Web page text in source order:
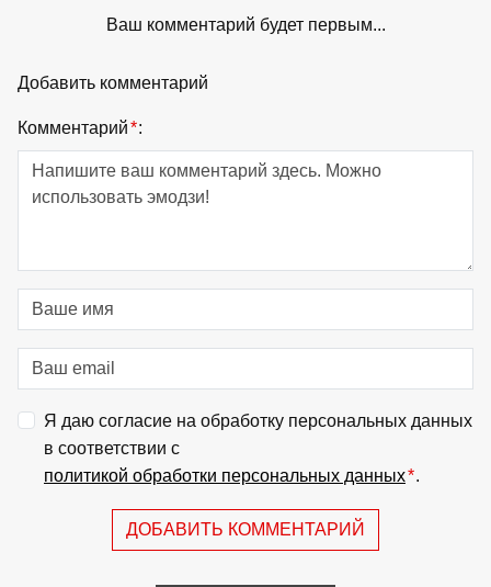
Ваш комментарий будет первым...
Добавить комментарий
Комментарий*:
Я даю согласие на обработку персональных данных
в соответствии с
политикой обработки персональных данных*.
ДОБАВИТЬ КОММЕНТАРИЙ